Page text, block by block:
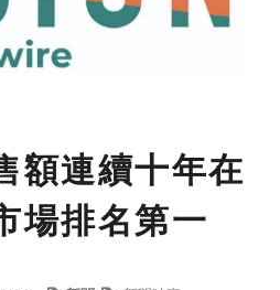
額連續十年在
場排名第一